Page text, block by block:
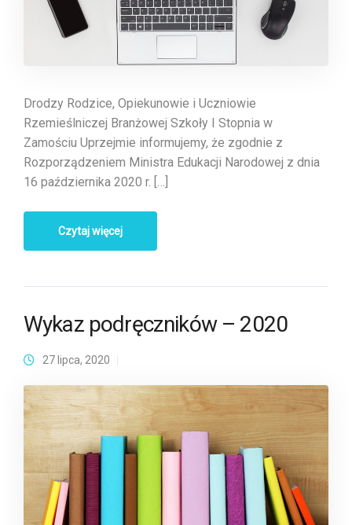
Drodzy Rodzice, Opiekunowie i Uczniowie
Rzemieślniczej Branżowej Szkoły I Stopnia w
Zamościu Uprzejmie informujemy, że zgodnie z
Rozporządzeniem Ministra Edukacji Narodowej z dnia
16 października 2020 r. […]
Czytaj więcej
Wykaz podręczników – 2020
27 lipca, 2020